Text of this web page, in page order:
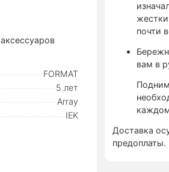
почти
вам в
Доставка
предоплаты.
FORMAT
5 лет
Array
IEK